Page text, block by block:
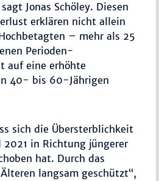
Jonas Schöley. Diesen
erklären nicht allein
– mehr als 25
Perioden-
auf eine erhöhte
40- bis 60-Jährigen
sich die Übersterblichkeit
in Richtung jüngerer
hat. Durch das
langsam geschützt“,